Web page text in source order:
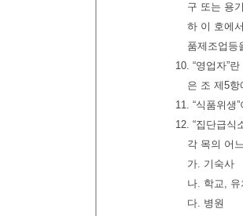
구 또는 용
하 이 호에
품제조업등
10. “영업자”
은 조 제5
11. “식품위생
12. “집단급식
각 목의 어
가. 기숙사
나. 학교,
다. 병원